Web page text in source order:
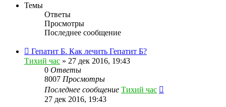
Темы
Ответы
Просмотры
Последнее сообщение
Гепатит Б. Как лечить Гепатит Б?
Тихий час » 27 дек 2016, 19:43
0 Ответы
8007 Просмотры
Последнее сообщение Тихий час
27 дек 2016, 19:43